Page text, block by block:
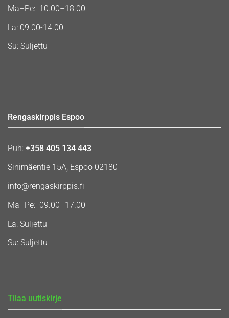
Ma–Pe: 10.00–18.00
La: 09.00-14.00
Su: Suljettu
Rengaskirppis Espoo
Puh: +358 405 134 443
Sinimäentie 15A, Espoo 02180
info@rengaskirppis.fi
Ma–Pe: 09.00–17.00
La: Suljettu
Su: Suljettu
Tilaa uutiskirje